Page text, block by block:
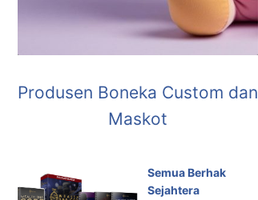
Produsen Boneka Custom dan
Maskot
Semua Berhak
Sejahtera